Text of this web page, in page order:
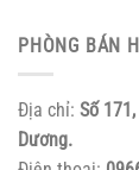
PHÒNG BÁN
Địa chỉ: Số
Dương.